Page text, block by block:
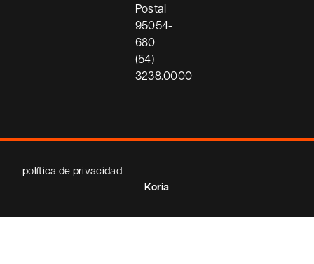
Postal
95054-
680
(54)
3238.0000
política de privacidad
Koria